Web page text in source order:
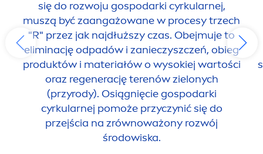
się do rozwoju gospodarki cyrkularnej,
muszą być zaangażowane w procesy trzech
"R" przez jak najdłuższy czas. Obejmuje to
eliminację odpadów i zanieczyszczeń, obieg
produktów i materiałów o wysokiej wartości
oraz regenerację terenów zielonych
(przyrody). Osiągnięcie gospodarki
cyrkularnej pomoże przyczynić się do
przejścia na zrównoważony rozwój
środowiska.